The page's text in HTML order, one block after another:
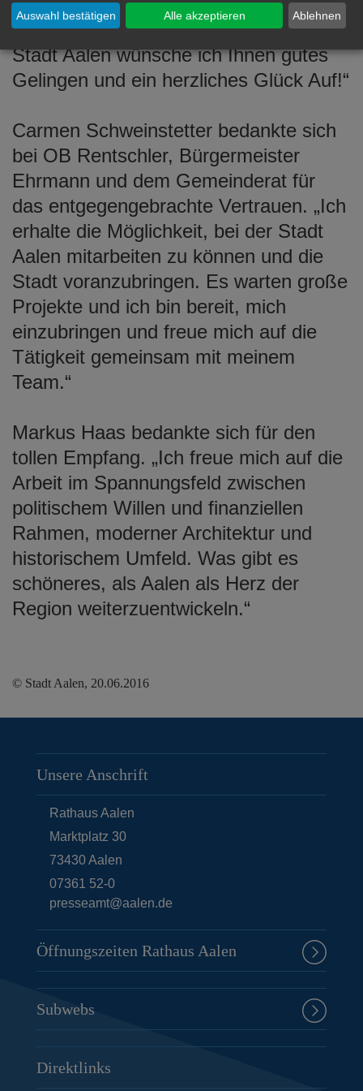
machen, die anstehenden Aufgaben zu
bewältigen. Für Ihre Tätigkeit bei der
Stadt Aalen wünsche ich Ihnen gutes
Gelingen und ein herzliches Glück Auf!“
Carmen Schweinstetter bedankte sich
bei OB Rentschler, Bürgermeister
Ehrmann und dem Gemeinderat für
das entgegengebrachte Vertrauen. „Ich
erhalte die Möglichkeit, bei der Stadt
Aalen mitarbeiten zu können und die
Stadt voranzubringen. Es warten große
Projekte und ich bin bereit, mich
einzubringen und freue mich auf die
Tätigkeit gemeinsam mit meinem
Team.“
Markus Haas bedankte sich für den
tollen Empfang. „Ich freue mich auf die
Arbeit im Spannungsfeld zwischen
politischem Willen und finanziellen
Rahmen, moderner Architektur und
historischem Umfeld. Was gibt es
schöneres, als Aalen als Herz der
Region weiterzuentwickeln.“
© Stadt Aalen, 20.06.2016
Unsere Anschrift
Rathaus Aalen
Marktplatz 30
73430Aalen
07361 52-0
presseamt@aalen.de
Öffnungszeiten Rathaus Aalen
Subwebs
Direktlinks
Ablehnen
Auswahl bestätigen Alle akzeptieren